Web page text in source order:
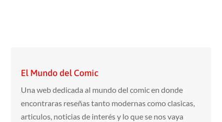
El Mundo del Comic
Una web dedicada al mundo del comic en donde
encontraras reseñas tanto modernas como clasicas,
articulos, noticias de interés y lo que se nos vaya